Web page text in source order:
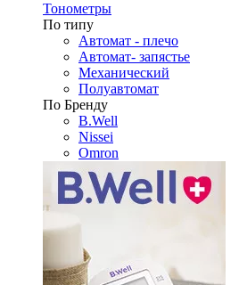
Тонометры
По типу
Автомат - плечо
Автомат- запястье
Механический
Полуавтомат
По Бренду
B.Well
Nissei
Omron